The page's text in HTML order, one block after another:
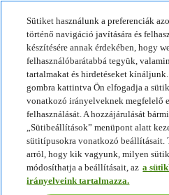
Díjak
Események
Fenntarthatóság
Fenntarthatóság
Vállalati társadalmi
A termékek ökológiai
Project Humanity
Earthion
Adatvédelmi szabályzat
Sütikkel kapcsolatos irányelvek
Jogi nyilatkozat
Sütiket használunk a preferenciák
történő navigáció javítására és
készítésére annak érdekében, hogy
felhasználóbarátabbá tegyük,
tartalmakat és hirdetéseket kínáljunk.
gombra kattintva Ön elfogadja a
vonatkozó irányelveknek megfelelő
felhasználását. A hozzájárulását
„Sütibeállítások” menüpont alatt
sütitípusokra vonatkozó beállításait.
arról, hogy kik vagyunk, milyen
módosíthatja a beállításait, az a
irányelveink tartalmazza.